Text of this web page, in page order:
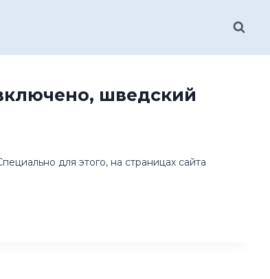
шведский
для этого, на страницах сайта